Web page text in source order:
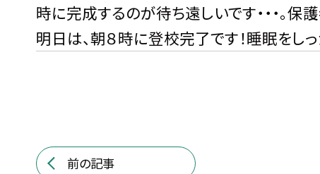
時に完成するのが待ち遠しいです・・・。保
明日は、朝８時に登校完了です！睡眠をし
前の記事